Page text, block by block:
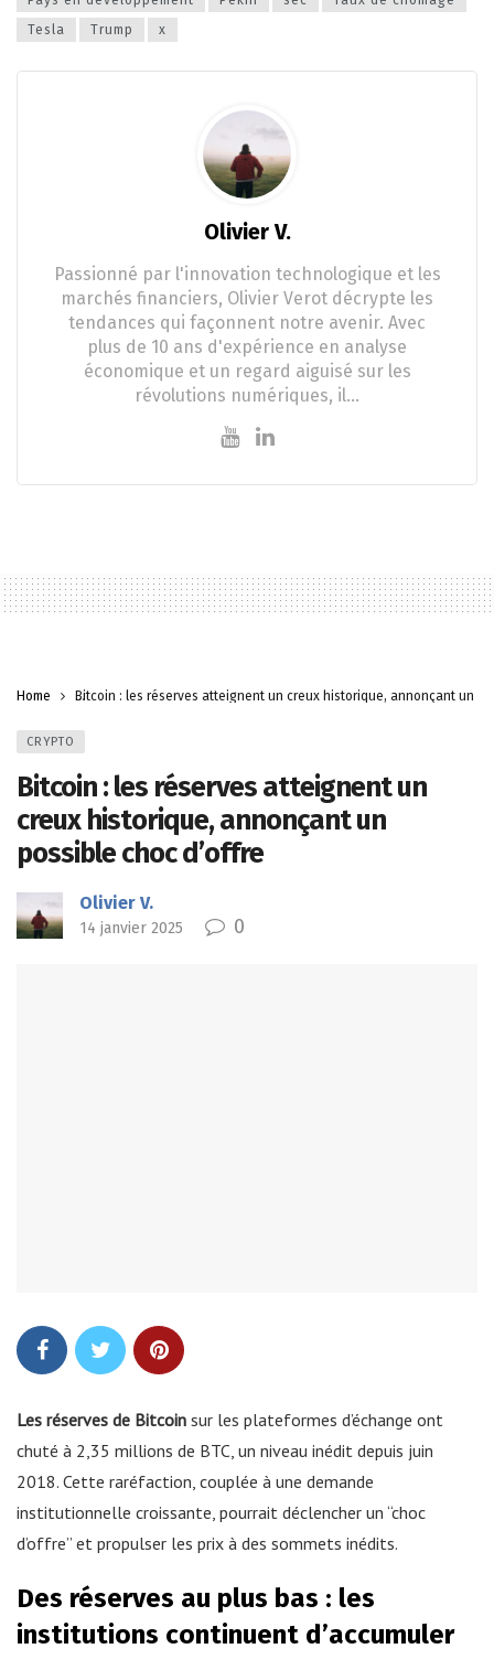
Tesla
Trump x
Olivier V.
Passionné par l'innovation technologique et les
marchés financiers, Olivier Verot décrypte les
tendances qui façonnent notre avenir. Avec
plus de 10 ans d'expérience en analyse
économique et un regard aiguisé sur les
révolutions numériques, il…
Home Bitcoin : les réserves atteignent un creux historique, annonçant un
CRYPTO
Bitcoin : les réserves atteignent un
creux historique, annonçant un
possible choc d’offre
Olivier V.
14 janvier 2025 0
Les réserves de Bitcoin sur les plateformes d’échange ont
chuté à 2,35 millions de BTC, un niveau inédit depuis juin
2018. Cette raréfaction, couplée à une demande
institutionnelle croissante, pourrait déclencher un “choc
d’offre” et propulser les prix à des sommets inédits.
Des réserves au plus bas : les
institutions continuent d’accumuler